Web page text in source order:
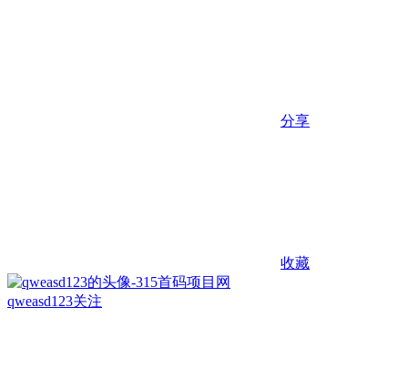
分享
收藏
qweasd123关注